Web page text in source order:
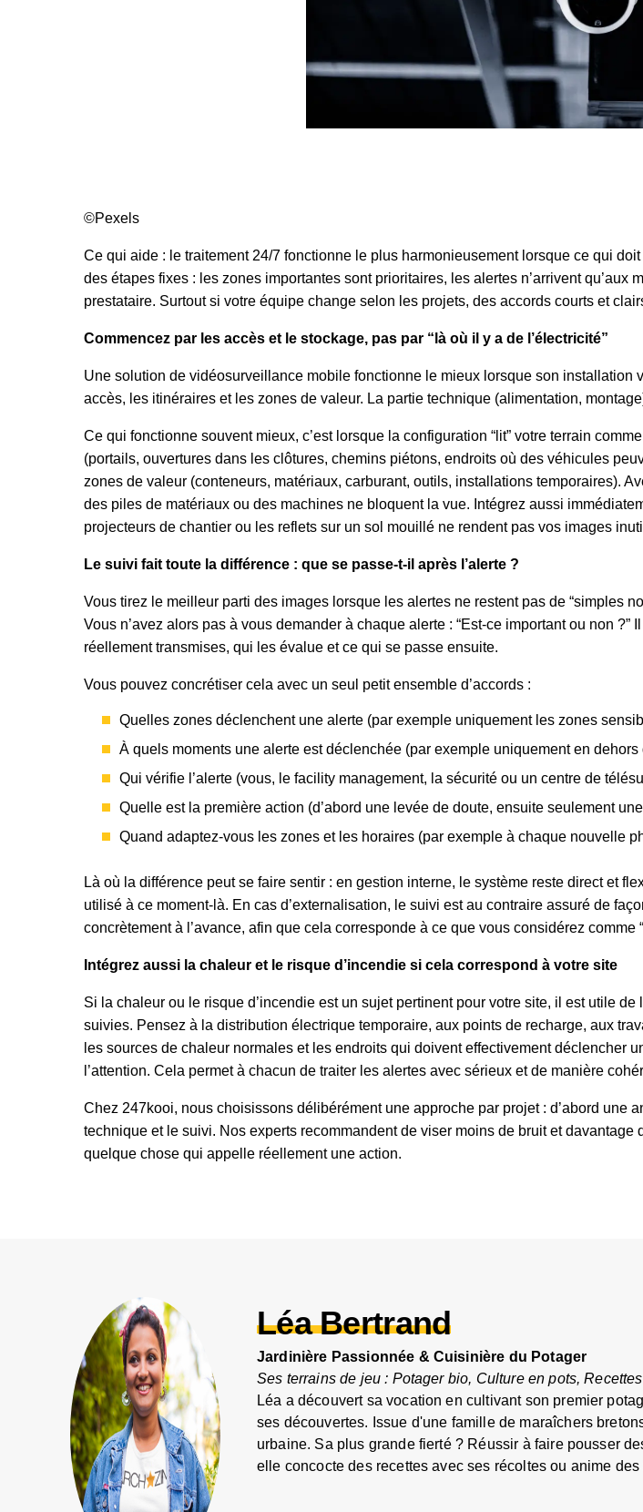
©Pexels
Ce qui aide : le traitement 24/7 fonctionne le plus harmonieusement lorsque ce qui
des étapes fixes : les zones importantes sont prioritaires, les alertes n’arrivent
prestataire. Surtout si votre équipe change selon les projets, des accords courts et
Commencez par les accès et le stockage, pas par “là où il y a de l’électricité”
Une solution de vidéosurveillance mobile fonctionne le mieux lorsque son
accès, les itinéraires et les zones de valeur. La partie technique (alimentation,
Ce qui fonctionne souvent mieux, c’est lorsque la configuration “lit” votre terrain
(portails, ouvertures dans les clôtures, chemins piétons, endroits où des véhicules
zones de valeur (conteneurs, matériaux, carburant, outils, installations temporaires).
des piles de matériaux ou des machines ne bloquent la vue. Intégrez aussi
projecteurs de chantier ou les reflets sur un sol mouillé ne rendent pas vos images
Le suivi fait toute la différence : que se passe-t-il après l’alerte ?
Vous tirez le meilleur parti des images lorsque les alertes ne restent pas de “simples
Vous n’avez alors pas à vous demander à chaque alerte : “Est-ce important ou non
réellement transmises, qui les évalue et ce qui se passe ensuite.
Vous pouvez concrétiser cela avec un seul petit ensemble d’accords :
Quelles zones déclenchent une alerte (par exemple uniquement les zones
À quels moments une alerte est déclenchée (par exemple uniquement en
Qui vérifie l’alerte (vous, le facility management, la sécurité ou un centre de
Quelle est la première action (d’abord une levée de doute, ensuite seulement
Quand adaptez-vous les zones et les horaires (par exemple à chaque nouvelle
Là où la différence peut se faire sentir : en gestion interne, le système reste direct et
utilisé à ce moment-là. En cas d’externalisation, le suivi est au contraire assuré de
concrètement à l’avance, afin que cela corresponde à ce que vous considérez comme
Intégrez aussi la chaleur et le risque d’incendie si cela correspond à votre site
Si la chaleur ou le risque d’incendie est un sujet pertinent pour votre site, il est utile
suivies. Pensez à la distribution électrique temporaire, aux points de recharge, aux
les sources de chaleur normales et les endroits qui doivent effectivement déclencher
l’attention. Cela permet à chacun de traiter les alertes avec sérieux et de manière
Chez 247kooi, nous choisissons délibérément une approche par projet : d’abord une
technique et le suivi. Nos experts recommandent de viser moins de bruit et
quelque chose qui appelle réellement une action.
Léa Bertrand
Jardinière Passionnée & Cuisinière du Potager
Ses terrains de jeu : Potager bio, Culture en pots,
Léa a découvert sa vocation en cultivant son premier
ses découvertes. Issue d'une famille de maraîchers
urbaine. Sa plus grande fierté ? Réussir à faire pousser
elle concocte des recettes avec ses récoltes ou anime